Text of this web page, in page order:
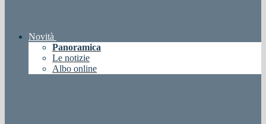
Novità
Panoramica
Le notizie
Albo online